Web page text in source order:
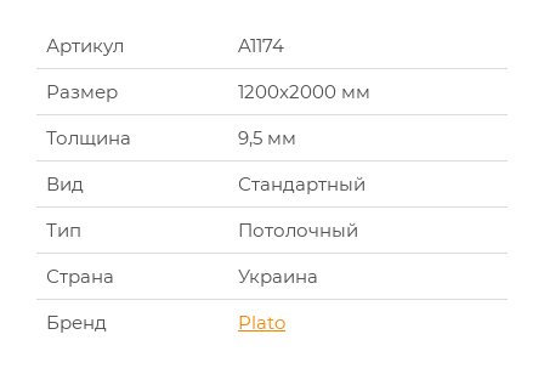
Артикул
A1174
Размер
1200x2000 мм
Толщина
9,5 мм
Вид
Стандартный
Тип
Потолочный
Страна
Украина
Бренд
Plato